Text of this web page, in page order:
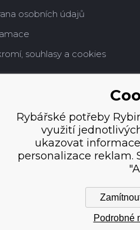
osobních údajů
souhlasy a cookies
Rybářské potřeby
využití
ukazovat
personalizace
Podrobné